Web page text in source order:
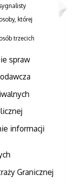
której
trzecich
spraw
informacji
Granicznej